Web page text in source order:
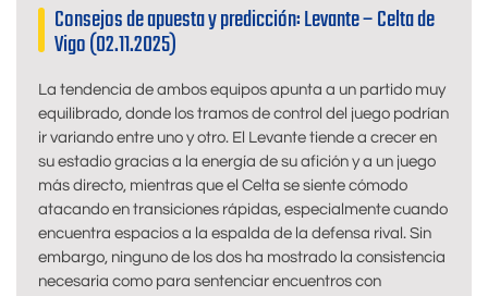
Consejos de apuesta y predicción: Levante – Celta de
Vigo (02.11.2025)
La tendencia de ambos equipos apunta a un partido muy
equilibrado, donde los tramos de control del juego podrían
ir variando entre uno y otro. El Levante tiende a crecer en
su estadio gracias a la energía de su afición y a un juego
más directo, mientras que el Celta se siente cómodo
atacando en transiciones rápidas, especialmente cuando
encuentra espacios a la espalda de la defensa rival. Sin
embargo, ninguno de los dos ha mostrado la consistencia
necesaria como para sentenciar encuentros con